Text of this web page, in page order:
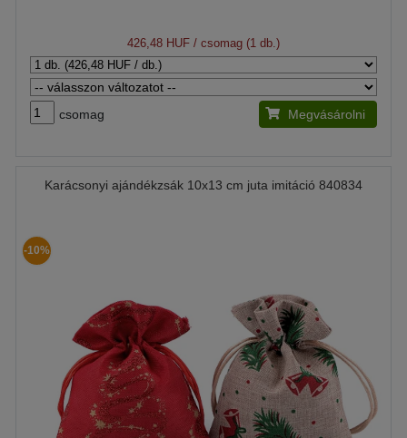
426,48 HUF / csomag (1 db.)
csomag Megvásárolni
Karácsonyi ajándékzsák 10x13 cm juta imitáció 840834
-10%